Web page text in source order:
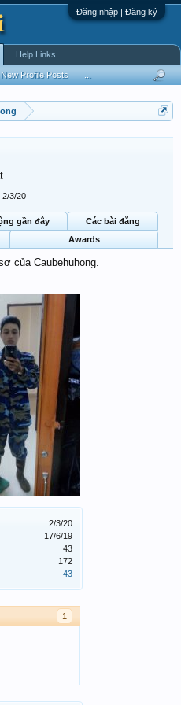
Đăng nhập | Đăng ký
2/3/20
17/6/19
43
172
43
1
2/3/20
gần đây
Các bài đăng
Awards
của Caubehuhong.
New Profile Posts
Help Links